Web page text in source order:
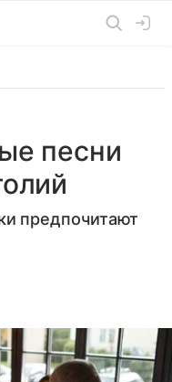
песни
предпочитают